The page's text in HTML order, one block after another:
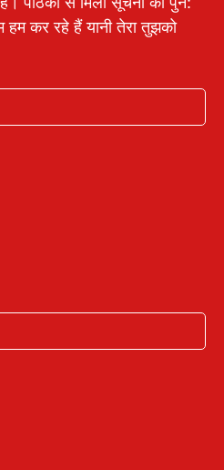
हम कर रहे हैं यानी तेरा तुझको